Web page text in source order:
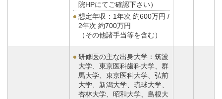
院HPにてご確認下さい）
想定年収： 1年次 約600万円 /
2年次 約700万円
（その他諸手当等を含む）
研修医の主な出身大学：筑波
大学、東京医科歯科大学、群
馬大学、東京医科大学、弘前
大学、新潟大学、琉球大学、
杏林大学、昭和大学、島根大